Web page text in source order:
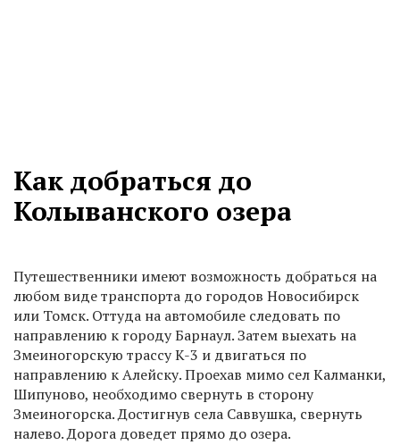
Как добраться до
Колыванского озера
Путешественники имеют возможность добраться на
любом виде транспорта до городов Новосибирск
или Томск. Оттуда на автомобиле следовать по
направлению к городу Барнаул. Затем выехать на
Змеиногорскую трассу K-3 и двигаться по
направлению к Алейску. Проехав мимо сел Калманки,
Шипуново, необходимо свернуть в сторону
Змеиногорска. Достигнув села Саввушка, свернуть
налево. Дорога доведет прямо до озера.